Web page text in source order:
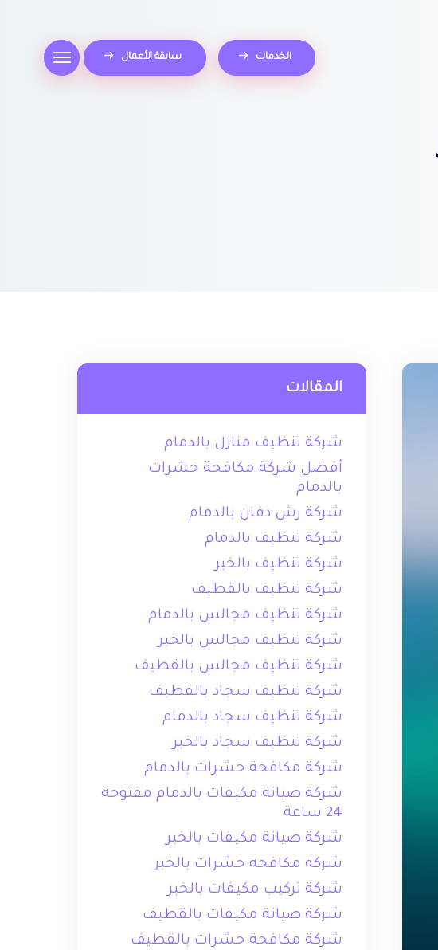
الخدمات سابقة الأعمال
المقالات
شركة تنظيف منازل بالدمام
أفضل شركة مكافحة حشرات
بالدمام
شركة رش دفان بالدمام
شركة تنظيف بالدمام
شركة تنظيف بالخبر
شركة تنظيف بالقطيف
شركة تنظيف مجالس بالدمام
شركة تنظيف مجالس بالخبر
شركة تنظيف مجالس بالقطيف
شركة تنظيف سجاد بالقطيف
شركة تنظيف سجاد بالدمام
شركة تنظيف سجاد بالخبر
شركة مكافحة حشرات بالدمام
شركة صيانة مكيفات بالدمام مفتوحة
24 ساعة
شركة صيانة مكيفات بالخبر
شركه مكافحه حشرات بالخبر
شركة تركيب مكيفات بالخبر
شركة صيانة مكيفات بالقطيف
شركة مكافحة حشرات بالقطيف